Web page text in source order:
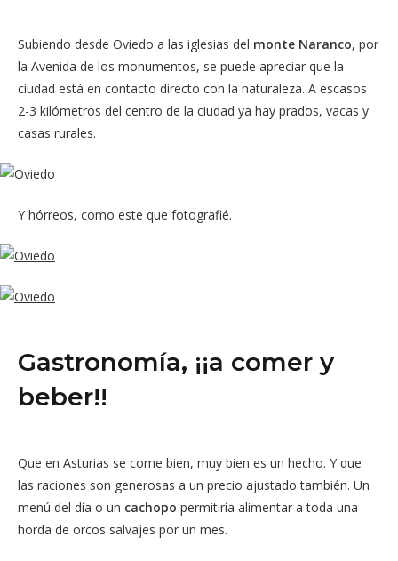
Subiendo desde Oviedo a las iglesias del monte Naranco, por
la Avenida de los monumentos, se puede apreciar que la
ciudad está en contacto directo con la naturaleza. A escasos
2-3 kilómetros del centro de la ciudad ya hay prados, vacas y
casas rurales.
Y hórreos, como este que fotografié.
Gastronomía, ¡¡a comer y
beber!!
Que en Asturias se come bien, muy bien es un hecho. Y que
las raciones son generosas a un precio ajustado también. Un
menú del día o un cachopo permitiría alimentar a toda una
horda de orcos salvajes por un mes.